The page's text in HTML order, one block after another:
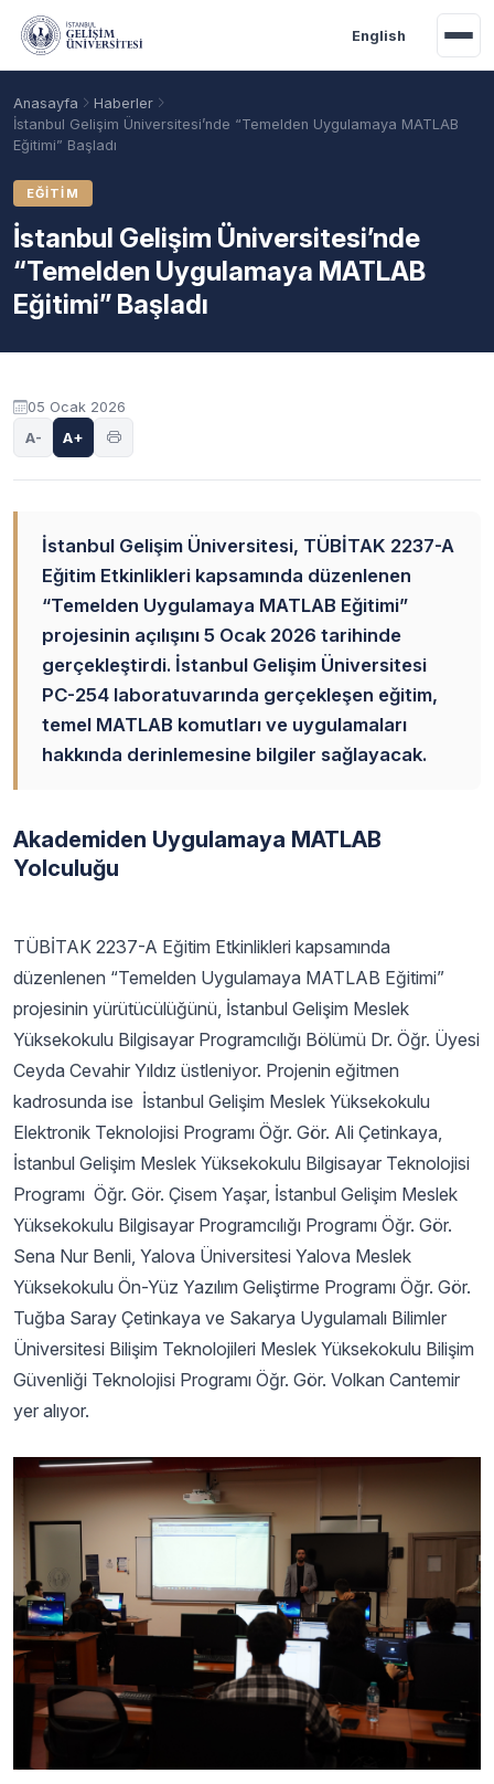
Ana içeriğe geç
English
Anasayfa
Haberler
İstanbul Gelişim Üniversitesi’nde “Temelden Uygulamaya MATLAB
Eğitimi” Başladı
EĞITIM
İstanbul Gelişim Üniversitesi’nde
“Temelden Uygulamaya MATLAB
Eğitimi” Başladı
05 Ocak 2026
A- A+
İstanbul Gelişim Üniversitesi, TÜBİTAK 2237-A
Eğitim Etkinlikleri kapsamında düzenlenen
“Temelden Uygulamaya MATLAB Eğitimi”
projesinin açılışını 5 Ocak 2026 tarihinde
gerçekleştirdi. İstanbul Gelişim Üniversitesi
PC-254 laboratuvarında gerçekleşen eğitim,
temel MATLAB komutları ve uygulamaları
hakkında derinlemesine bilgiler sağlayacak.
Akademiden Uygulamaya MATLAB
Yolculuğu
TÜBİTAK 2237-A Eğitim Etkinlikleri kapsamında
düzenlenen “Temelden Uygulamaya MATLAB Eğitimi”
projesinin yürütücülüğünü, İstanbul Gelişim Meslek
Yüksekokulu Bilgisayar Programcılığı Bölümü Dr. Öğr. Üyesi
Ceyda Cevahir Yıldız üstleniyor. Projenin eğitmen
kadrosunda ise İstanbul Gelişim Meslek Yüksekokulu
Elektronik Teknolojisi Programı Öğr. Gör. Ali Çetinkaya,
İstanbul Gelişim Meslek Yüksekokulu Bilgisayar Teknolojisi
Programı Öğr. Gör. Çisem Yaşar, İstanbul Gelişim Meslek
Yüksekokulu Bilgisayar Programcılığı Programı Öğr. Gör.
Sena Nur Benli, Yalova Üniversitesi Yalova Meslek
Yüksekokulu Ön-Yüz Yazılım Geliştirme Programı Öğr. Gör.
Tuğba Saray Çetinkaya ve Sakarya Uygulamalı Bilimler
Üniversitesi Bilişim Teknolojileri Meslek Yüksekokulu Bilişim
Güvenliği Teknolojisi Programı Öğr. Gör. Volkan Cantemir
yer alıyor.